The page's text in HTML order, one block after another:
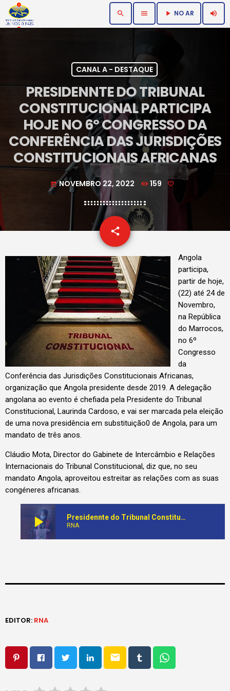
search menu play_arrow NO AR volume_up
CANAL A - DESTAQUE
PRESIDENNTE DO TRIBUNAL
CONSTITUCIONAL PARTICIPA
HOJE NO 6º CONGRESSO DA
CONFERÊNCIA DAS JURISDIÇÕES
CONSTITUCIONAIS AFRICANAS
today NOVEMBRO 22, 2022 159
share
email
Angola
participa,
partir de hoje,
(22) até 24 de
Novembro,
na República
do Marrocos,
no 6º
Congresso
da
Conferência das Jurisdições Constitucionais Africanas,
organização que Angola presidente desde 2019. A delegação
angolana ao evento é chefiada pela Presidente do Tribunal
Constitucional, Laurinda Cardoso, e vai ser marcada pela eleição
de uma nova presidência em substituição0 de Angola, para um
mandato de três anos.
Cláudio Mota, Director do Gabinete de Intercâmbio e Relações
Internacionais do Tribunal Constitucional, diz que, no seu
mandato Angola, aproveitou estreitar as relações com as suas
congéneres africanas.
play_arrow Presidennte do Tribunal Constitucional participa hoje no 6º Congresso da Conferência das Jurisdições Constitucionais Africanas
RNA
EDITOR: RNA
email